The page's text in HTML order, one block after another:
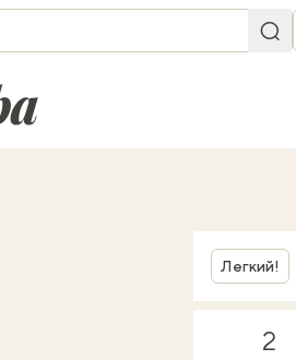
Легкий!
2